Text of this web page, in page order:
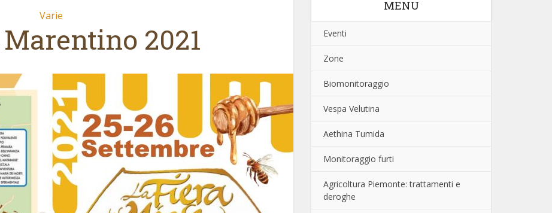
Varie
2021
MENU
Eventi
Zone
Biomonitoraggio
Vespa Velutina
Aethina Tumida
Monitoraggio furti
Agricoltura Piemonte: trattamenti e
deroghe